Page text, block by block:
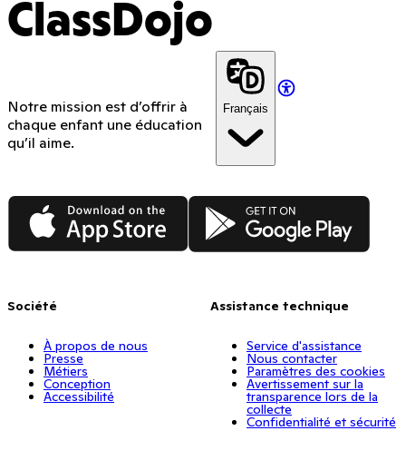
ClassDojo
Notre mission est d’offrir à
chaque enfant une éducation
qu’il aime.
Français
App Store Google Play
Société
À propos de nous
Presse
Métiers
Conception
Accessibilité
Assistance technique
Service d'assistance
Nous contacter
Paramètres des cookies
Avertissement sur la
transparence lors de la
collecte
Confidentialité et sécurité